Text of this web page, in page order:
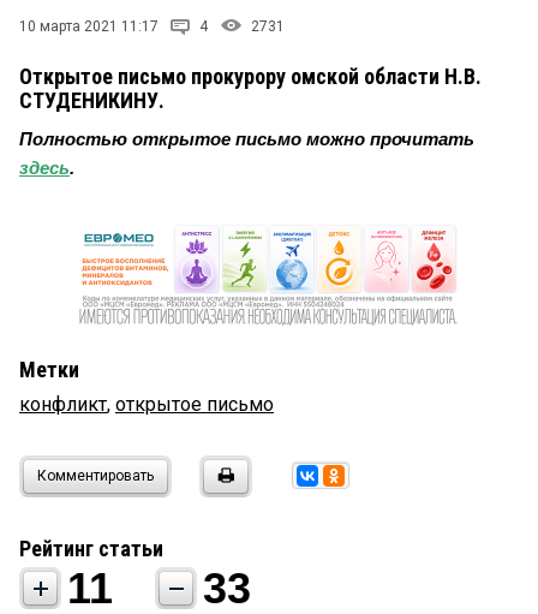
10 марта 2021 11:17 4 2731
Открытое письмо прокурору омской области Н.В.
СТУДЕНИКИНУ.
Полностью открытое письмо можно прочитать
здесь.
Метки
конфликт, открытое письмо
Комментировать
Рейтинг статьи
11 33